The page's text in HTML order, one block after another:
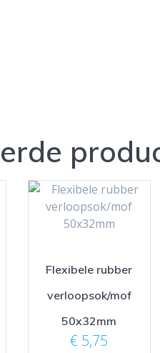
Flexibele rubber
verloopsok/mof
50x32mm
€ 5,75